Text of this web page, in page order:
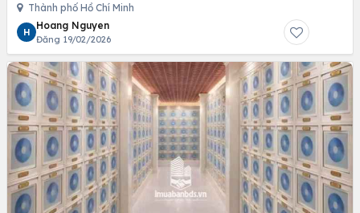
Thành phố Hồ Chí Minh
H
Hoang Nguyen
Đăng 19/02/2026